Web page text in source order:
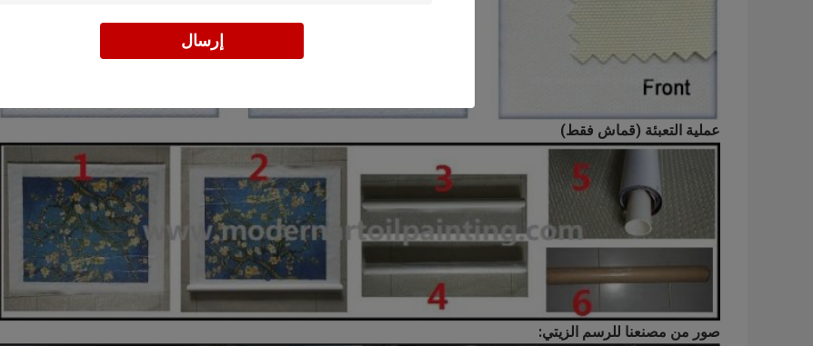
إرسال
عملية التعبئة (قماش فقط)
صور من مصنعنا للرسم الزيتي: